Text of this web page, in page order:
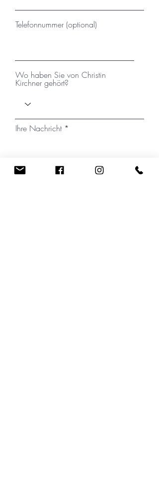
Telefonnummer (optional)
Wo haben Sie von Christin
Kirchner gehört?
Ihre Nachricht